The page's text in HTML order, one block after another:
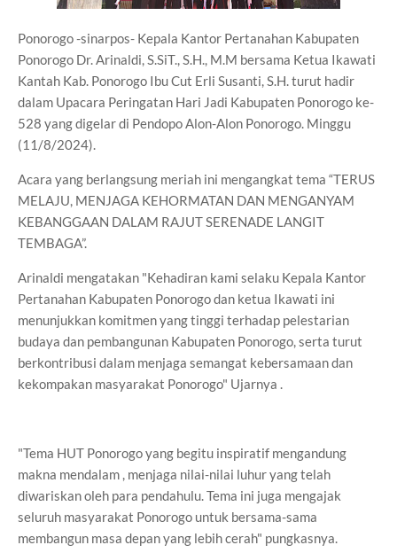
Ponorogo -sinarpos- Kepala Kantor Pertanahan Kabupaten
Ponorogo Dr. Arinaldi, S.SiT., S.H., M.M bersama Ketua Ikawati
Kantah Kab. Ponorogo Ibu Cut Erli Susanti, S.H. turut hadir
dalam Upacara Peringatan Hari Jadi Kabupaten Ponorogo ke-
528 yang digelar di Pendopo Alon-Alon Ponorogo. Minggu
(11/8/2024).
Acara yang berlangsung meriah ini mengangkat tema “TERUS
MELAJU, MENJAGA KEHORMATAN DAN MENGANYAM
KEBANGGAAN DALAM RAJUT SERENADE LANGIT
TEMBAGA”.
Arinaldi mengatakan "Kehadiran kami selaku Kepala Kantor
Pertanahan Kabupaten Ponorogo dan ketua Ikawati ini
menunjukkan komitmen yang tinggi terhadap pelestarian
budaya dan pembangunan Kabupaten Ponorogo, serta turut
berkontribusi dalam menjaga semangat kebersamaan dan
kekompakan masyarakat Ponorogo" Ujarnya .
"Tema HUT Ponorogo yang begitu inspiratif mengandung
makna mendalam , menjaga nilai-nilai luhur yang telah
diwariskan oleh para pendahulu. Tema ini juga mengajak
seluruh masyarakat Ponorogo untuk bersama-sama
membangun masa depan yang lebih cerah" pungkasnya.